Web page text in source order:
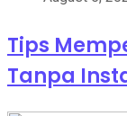
Tips
Tanpa